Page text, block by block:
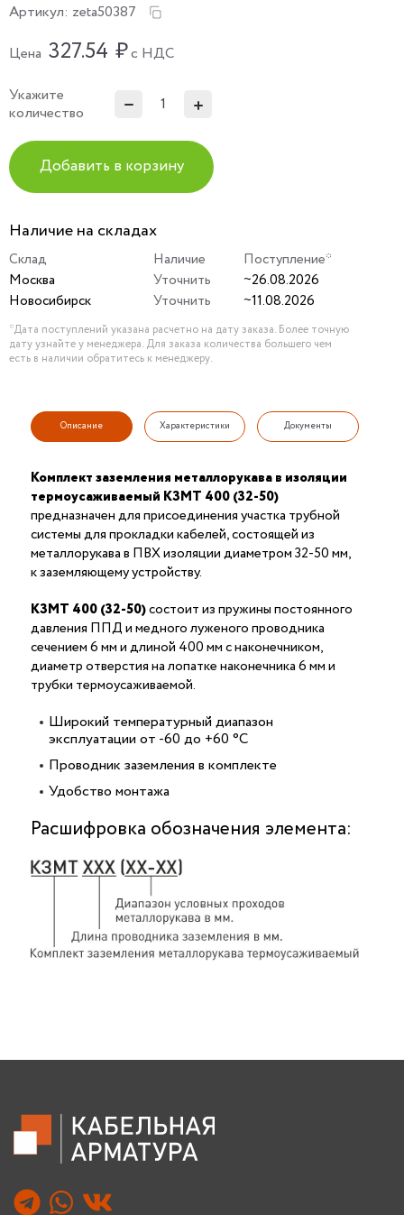
Артикул: zeta50387
Цена 327.54 ₽с НДС
Укажите
количество
Добавить в корзину
Наличие на складах
Склад Наличие
Поступление*
Москва
Уточнить
~26.08.2026
Новосибирск
Уточнить ~11.08.2026
*Дата поступлений указана расчетно на дату заказа. Более точную
дату узнайте у менеджера. Для заказа количества большего чем
есть в наличии обратитесь к менеджеру.
Описание Характеристики Документы
Комплект заземления металлорукава в изоляции
термоусаживаемый КЗМТ 400 (32-50)
предназначен для присоединения участка трубной
системы для прокладки кабелей, состоящей из
металлорукава в ПВХ изоляции диаметром 32-50 мм,
к заземляющему устройству.
КЗМТ 400 (32-50)состоит из пружины постоянного
давления ППД и медного луженого проводника
сечением 6 мм и длиной 400 мм с наконечником,
диаметр отверстия на лопатке наконечника 6 мм и
трубки термоусаживаемой.
Широкий температурный диапазон
эксплуатации от -60 до +60 °С
Проводник заземления в комплекте
Удобство монтажа
Расшифровка обозначения элемента: